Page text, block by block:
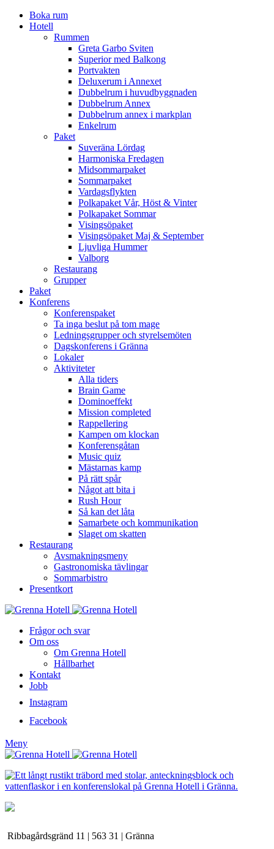
Boka rum
Hotell
Rummen
Greta Garbo Sviten
Superior med Balkong
Portvakten
Deluxerum i Annexet
Dubbelrum i huvudbyggnaden
Dubbelrum Annex
Dubbelrum annex i markplan
Enkelrum
Paket
Suveräna Lördag
Harmoniska Fredagen
Midsommarpaket
Sommarpaket
Vardagsflykten
Polkapaket Vår, Höst & Vinter
Polkapaket Sommar
Visingsöpaket
Visingsöpaket Maj & September
Ljuvliga Hummer
Valborg
Restaurang
Grupper
Paket
Konferens
Konferenspaket
Ta inga beslut på tom mage
Ledningsgrupper och styrelsemöten
Dagskonferens i Gränna
Lokaler
Aktiviteter
Alla tiders
Brain Game
Dominoeffekt
Mission completed
Rappellering
Kampen om klockan
Konferensgåtan
Music quiz
Mästarnas kamp
På rätt spår
Något att bita i
Rush Hour
Så kan det låta
Samarbete och kommunikation
Slaget om skatten
Restaurang
Avsmakningsmeny
Gastronomiska tävlingar
Sommarbistro
Presentkort
Frågor och svar
Om oss
Om Grenna Hotell
Hållbarhet
Kontakt
Jobb
Instagram
Facebook
Meny
Ribbagårdsgränd 11 | 563 31 | Gränna